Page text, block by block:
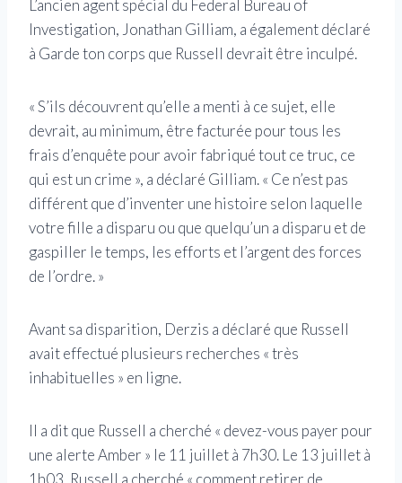
L’ancien agent spécial du Federal Bureau of
Investigation, Jonathan Gilliam, a également déclaré
à Garde ton corps que Russell devrait être inculpé.
« S’ils découvrent qu’elle a menti à ce sujet, elle
devrait, au minimum, être facturée pour tous les
frais d’enquête pour avoir fabriqué tout ce truc, ce
qui est un crime », a déclaré Gilliam. « Ce n’est pas
différent que d’inventer une histoire selon laquelle
votre fille a disparu ou que quelqu’un a disparu et de
gaspiller le temps, les efforts et l’argent des forces
de l’ordre. »
Avant sa disparition, Derzis a déclaré que Russell
avait effectué plusieurs recherches « très
inhabituelles » en ligne.
Il a dit que Russell a cherché « devez-vous payer pour
une alerte Amber » le 11 juillet à 7h30. Le 13 juillet à
1h03, Russell a cherché « comment retirer de